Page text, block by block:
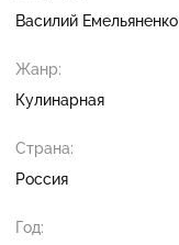
Василий Емельяненко
Жанр:
Кулинарная
Страна:
Россия
Год: